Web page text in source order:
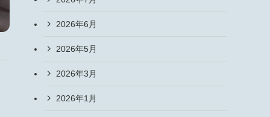
2026年6月
2026年5月
2026年3月
2026年1月